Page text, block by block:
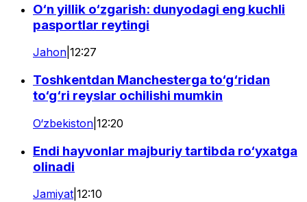
O‘n yillik o‘zgarish: dunyodagi eng kuchli
pasportlar reytingi
Jahon 12:27
Toshkentdan Manchesterga to‘g‘ridan
to‘g‘ri reyslar ochilishi mumkin
O‘zbekiston 12:20
Endi hayvonlar majburiy tartibda ro‘yxatga
olinadi
Jamiyat 12:10